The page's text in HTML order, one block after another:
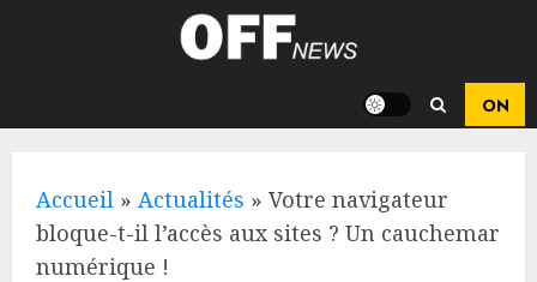
Accueil » Actualités » Votre navigateur
bloque-t-il l’accès aux sites ? Un cauchemar
numérique !